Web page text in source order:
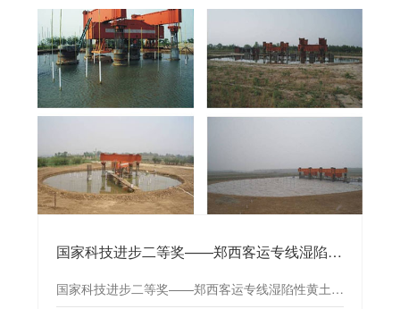
国家科技进步二等奖——郑西客运专线湿陷性黄土场地桩基浸水试验研究
国家科技进步二等奖——郑西客运专线湿陷性黄土场地桩基浸水试验研究